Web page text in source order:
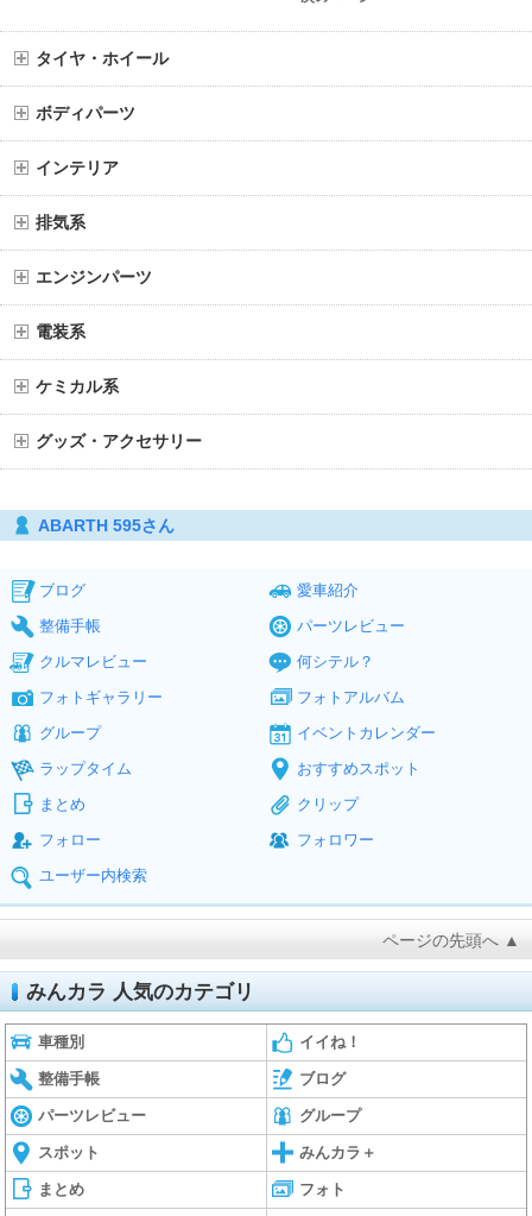
タイヤ・ホイール
ボディパーツ
インテリア
排気系
エンジンパーツ
電装系
ケミカル系
グッズ・アクセサリー
ABARTH 595さん
ブログ
愛車紹介
整備手帳
パーツレビュー
クルマレビュー
何シテル？
フォトギャラリー
フォトアルバム
グループ
イベントカレンダー
ラップタイム
おすすめスポット
まとめ
クリップ
フォロー
フォロワー
ユーザー内検索
ページの先頭へ ▲
みんカラ 人気のカテゴリ
車種別 イイね！
整備手帳 ブログ
パーツレビュー グループ
スポット みんカラ＋
まとめ フォト